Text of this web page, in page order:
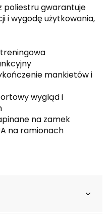
poliestru gwarantuje
i wygodę użytkowania,
mankietów i
wygląd i
na zamek
na ramionach